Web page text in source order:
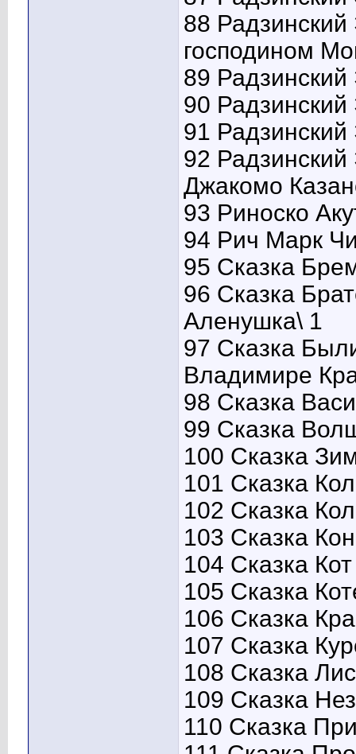
88
господином
89
90
91
92
Джакомо
93 Риноско
94 Рич Марк
95 Сказка
96 Сказка
Аленушка\ 1
97 Сказка
Владимире
98 Сказка
99 Сказка
100 Сказка
101 Сказка
102 Сказка
103 Сказка
104 Сказка
105 Сказка
106 Сказка
107 Сказка
108 Сказка
109 Сказка
110 Сказка